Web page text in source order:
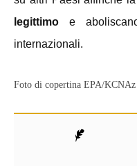
legittimo e
internazionali.
Foto di copertina EPA/KCNAz